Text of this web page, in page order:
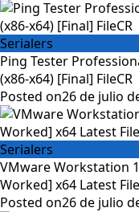
Serialers
Ping Tester
(x86-x64) [Final] FileCR
Posted on26 de julio
Serialers
VMware Workstation
Worked] x64 Latest
Posted on26 de julio